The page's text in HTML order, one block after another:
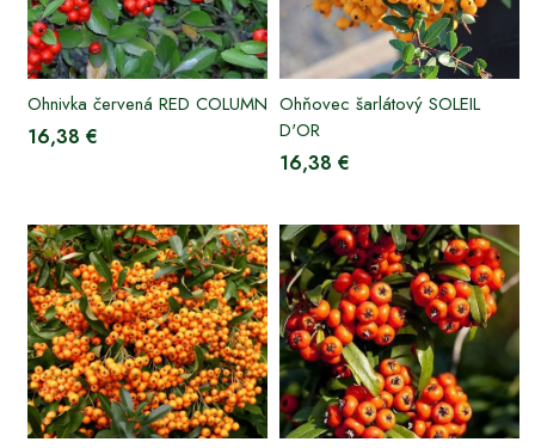
Ohnivka červená RED COLUMN
16,38 €
Ohňovec šarlátový SOLEIL
D'OR
16,38 €